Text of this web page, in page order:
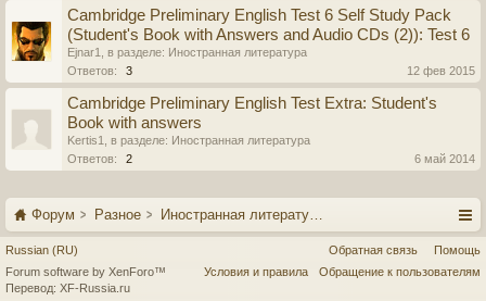
Cambridge Preliminary English Test 6 Self Study Pack
(Student's Book with Answers and Audio CDs (2)): Test 6
Ejnar1 , в разделе: Иностранная литература
Ответов:
3 12 фев 2015
Cambridge Preliminary English Test Extra: Student's
Book with answers
Kertis1 , в разделе: Иностранная литература
Ответов:
2 6 май 2014
Форум Разное Иностранная литература
Russian (RU) Обратная связь
Помощь
Условия и правила
Обращение к пользователям
Forum software by XenForo™
Перевод: XF-Russia.ru